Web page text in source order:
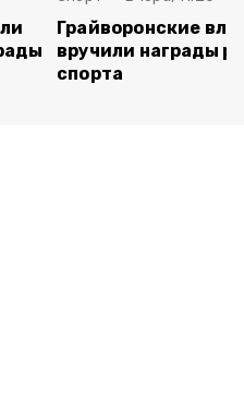
Грайворонские
вручили награды
спорта